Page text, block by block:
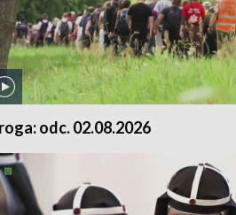
odc. 02.08.2026